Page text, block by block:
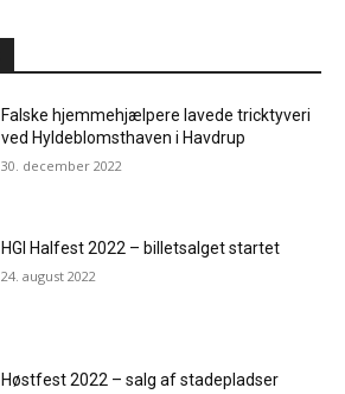
Falske hjemmehjælpere lavede tricktyveri
ved Hyldeblomsthaven i Havdrup
30. december 2022
HGI Halfest 2022 – billetsalget startet
24. august 2022
Høstfest 2022 – salg af stadepladser